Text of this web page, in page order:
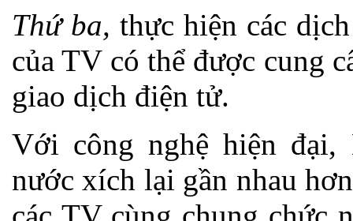
Thứ ba, thực hiện các
của TV có thể được cung
giao dịch điện tử.
Với công nghệ hiện
nước xích lại gần nhau